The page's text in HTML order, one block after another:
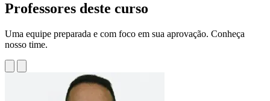
Professores deste curso
Uma equipe preparada e com foco em sua aprovação. Conheça
nosso time.